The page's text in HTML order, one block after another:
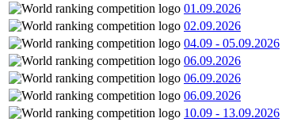
01.09.2026
02.09.2026
04.09 - 05.09.2026
06.09.2026
06.09.2026
06.09.2026
10.09 - 13.09.2026